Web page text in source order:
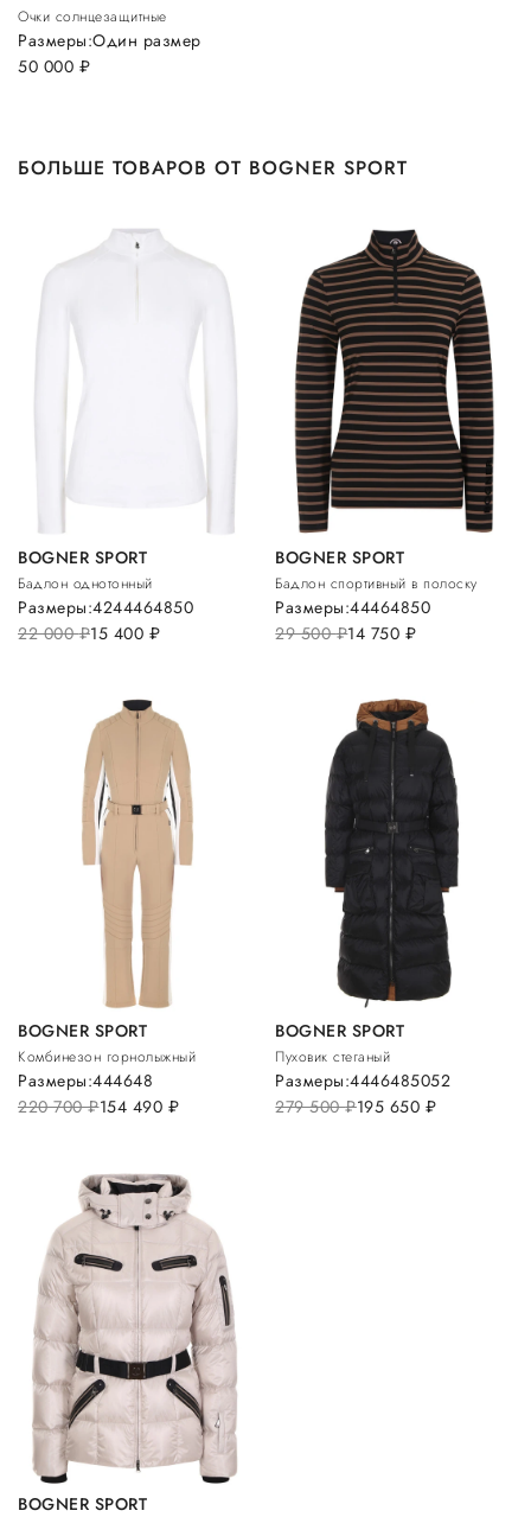
Очки солнцезащитные
50 000 руб.
Размеры:Один размер
БОЛЬШЕ ТОВАРОВ ОТ BOGNER SPORT
BOGNER SPORT
Бадлон однотонный
22 000руб.15 400 руб.
Размеры:4244464850
BOGNER SPORT
Бадлон спортивный в полоску
29 500руб.14 750 руб.
Размеры:44464850
BOGNER SPORT
Комбинезон горнолыжный
220 700руб.154 490 руб.
Размеры:444648
BOGNER SPORT
Пуховик стеганый
279 500руб.195 650 руб.
Размеры:4446485052
BOGNER SPORT